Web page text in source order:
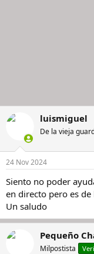
luismiguel
De la vieja
24 Nov 2024
Siento no poder
en directo pero es
Un saludo
Pequeño
Milpostista